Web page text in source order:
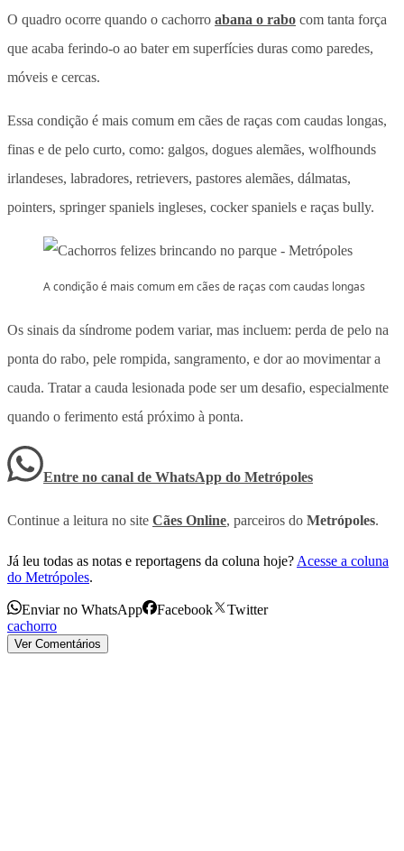
O quadro ocorre quando o cachorro abana o rabo com tanta força
que acaba ferindo-o ao bater em superfícies duras como paredes,
móveis e cercas.
Essa condição é mais comum em cães de raças com caudas longas,
finas e de pelo curto, como: galgos, dogues alemães, wolfhounds
irlandeses, labradores, retrievers, pastores alemães, dálmatas,
pointers, springer spaniels ingleses, cocker spaniels e raças bully.
A condição é mais comum em cães de raças com caudas longas
Os sinais da síndrome podem variar, mas incluem: perda de pelo na
ponta do rabo, pele rompida, sangramento, e dor ao movimentar a
cauda. Tratar a cauda lesionada pode ser um desafio, especialmente
quando o ferimento está próximo à ponta.
Entre no canal de WhatsApp do Metrópoles
Continue a leitura no site Cães Online, parceiros do Metrópoles.
Já leu todas as notas e reportagens da coluna hoje? Acesse a coluna
do Metrópoles.
Enviar no WhatsApp Facebook
Twitter
cachorro
Ver Comentários